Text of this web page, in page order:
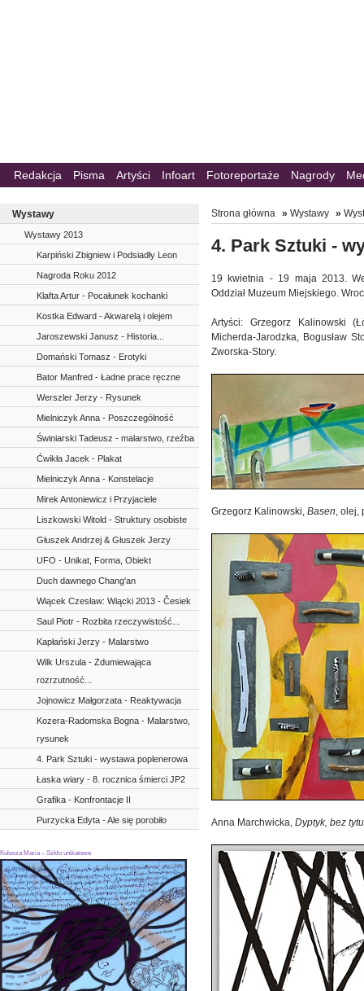
Redakcja Pisma Artyści Infoart Fotoreportaże Nagrody
Wystawy
Wystawy 2013
Karpiński Zbigniew i Podsiadły Leon
Nagroda Roku 2012
Klafta Artur - Pocałunek kochanki
Kostka Edward - Akwarelą i olejem
Jaroszewski Janusz - Historia...
Domański Tomasz - Erotyki
Bator Manfred - Ładne prace ręczne
Werszler Jerzy - Rysunek
Mielniczyk Anna - Poszczególność
Świniarski Tadeusz - malarstwo, rzeźba
Ćwikła Jacek - Plakat
Mielniczyk Anna - Konstelacje
Mirek Antoniewicz i Przyjaciele
Liszkowski Witold - Struktury osobiste
Głuszek Andrzej & Głuszek Jerzy
UFO - Unikat, Forma, Obiekt
Duch dawnego Chang'an
Wiącek Czesław: Wiącki 2013 - Česiek
Saul Piotr - Rozbita rzeczywistość...
Kapłański Jerzy - Malarstwo
Wilk Urszula - Zdumiewająca
rozrzutność...
Jojnowicz Małgorzata - Reaktywacja
Kozera-Radomska Bogna - Malarstwo,
rysunek
4. Park Sztuki - wystawa poplenerowa
Łaska wiary - 8. rocznica śmierci JP2
Grafika - Konfrontacje II
Purzycka Edyta - Ale się porobiło
Kulesza Maria – Szkło unikatowe
Strona główna » Wystawy »
4. Park Sztuki -
19 kwietnia - 19 maja 2013.
Oddział Muzeum Miejskiego.
Artyści: Grzegorz Kalinowski
Micherda-Jarodzka, Bogusław
Zworska-Story.
Grzegorz Kalinowski, Basen, olej,
Anna Marchwicka, Dyptyk, bez